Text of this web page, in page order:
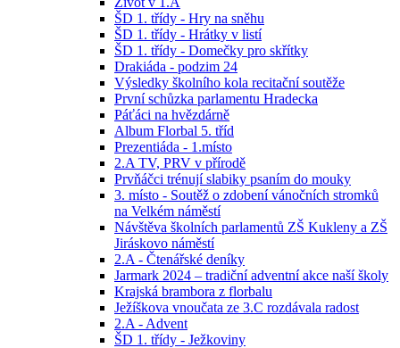
ŠD 1. třídy - Hry na sněhu
ŠD 1. třídy - Hrátky v listí
ŠD 1. třídy - Domečky pro skřítky
Drakiáda - podzim 24
Výsledky školního kola recitační soutěže
První schůzka parlamentu Hradecka
Páťáci na hvězdárně
Album Florbal 5. tříd
Prezentiáda - 1.místo
2.A TV, PRV v přírodě
Prvňáčci trénují slabiky psaním do mouky
3. místo - Soutěž o zdobení vánočních stromků
na Velkém náměstí
Návštěva školních parlamentů ZŠ Kukleny a ZŠ
Jiráskovo náměstí
2.A - Čtenářské deníky
Jarmark 2024 – tradiční adventní akce naší školy
Krajská brambora z florbalu
Ježíškova vnoučata ze 3.C rozdávala radost
2.A - Advent
ŠD 1. třídy - Ježkoviny